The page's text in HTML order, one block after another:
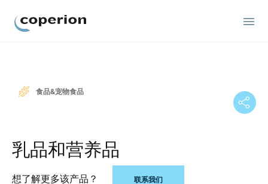
食品&宠物食品
乳品和营养品
想了解更多该产品？ 联系我们